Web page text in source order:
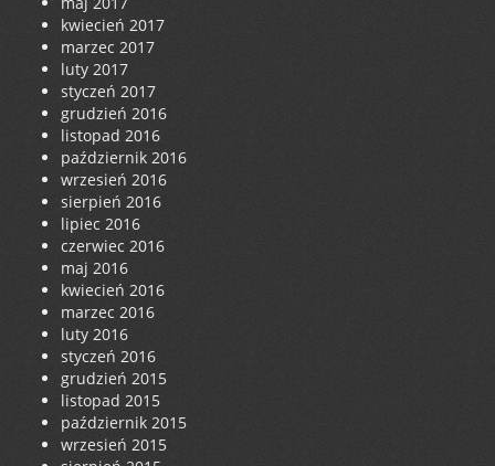
kwiecień 2017
marzec 2017
luty 2017
styczeń 2017
grudzień 2016
listopad 2016
październik 2016
wrzesień 2016
sierpień 2016
lipiec 2016
czerwiec 2016
maj 2016
kwiecień 2016
marzec 2016
luty 2016
styczeń 2016
grudzień 2015
listopad 2015
październik 2015
wrzesień 2015